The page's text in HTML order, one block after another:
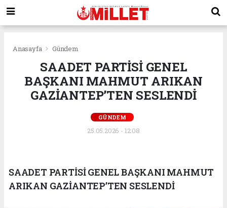
Anasayfa Gündem
SAADET PARTİSİ GENEL
BAŞKANI MAHMUT ARIKAN
GAZİANTEP’TEN SESLENDİ
GÜNDEM
25.05.2026 - 12:08
SAADET PARTİSİ GENEL BAŞKANI MAHMUT
ARIKAN GAZİANTEP’TEN SESLENDİ